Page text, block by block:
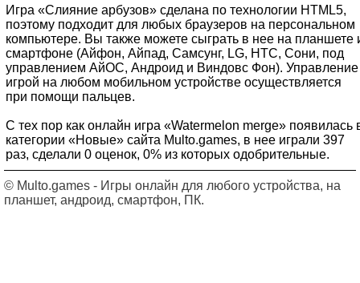
Игра «Слияние арбузов» сделана по технологии HTML5,
поэтому подходит для любых браузеров на персональном
компьютере. Вы также можете сыграть в нее на планшете
смартфоне (Айфон, Айпад, Самсунг, LG, HTC, Сони, под
управлением АйОС, Андроид и Виндовс Фон). Управление
игрой на любом мобильном устройстве осуществляется
при помощи пальцев.
С тех пор как онлайн игра «Watermelon merge» появилась
категории «Новые» сайта Multo.games, в нее играли 397
раз, сделали 0 оценок, 0% из которых одобрительные.
© Multo.games - Игры онлайн для любого устройства, на
планшет, андроид, смартфон, ПК.